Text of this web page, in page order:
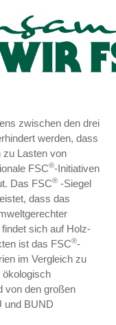
zwischen den drei
werden, dass
zu Lasten von
FSC®-Initiativen
Das FSC® -Siegel
dass das
sich auf Holz-
ist das FSC®-
im Vergleich zu
ökologisch
von den großen
und BUND